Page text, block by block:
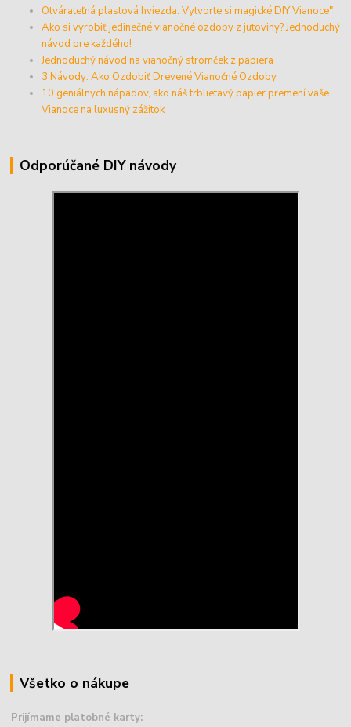
Otvárateľná plastová hviezda: Vytvorte si magické DIY Vianoce"
Ako si vyrobiť jedinečné vianočné ozdoby z jutoviny? Jednoduchý
návod pre každého!
Jednoduchý návod na vianočný stromček z papiera
3 Návody: Ako Ozdobiť Drevené Vianočné Ozdoby
10 geniálnych nápadov, ako náš trblietavý papier premení vaše
Vianoce na luxusný zážitok
Odporúčané DIY návody
Všetko o nákupe
Prijímame platobné karty: